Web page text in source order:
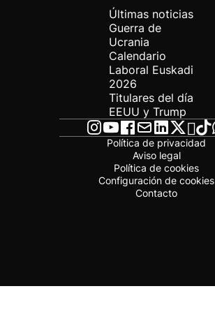
Últimas noticias
Guerra de
Ucrania
Calendario
Laboral Euskadi
2026
Titulares del día
EEUU y Trump
Política de privacidad
Aviso legal
Política de cookies
Configuración de cookies
Contacto